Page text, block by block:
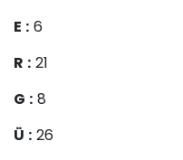
E : 6
R : 21
G : 8
Ü : 26